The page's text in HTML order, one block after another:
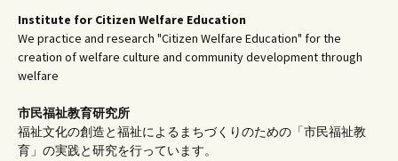
Institute for Citizen Welfare Education
We practice and research "Citizen Welfare Education" for the
creation of welfare culture and community development through
welfare
市民福祉教育研究所
福祉文化の創造と福祉によるまちづくりのための「市民福祉教
育」の実践と研究を行っています。